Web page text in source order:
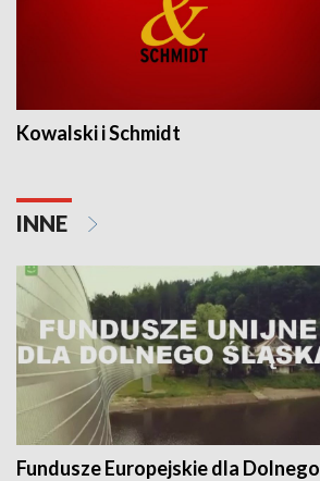
Kowalski i Schmidt
INNE
Fundusze Europejskie dla Dolnego